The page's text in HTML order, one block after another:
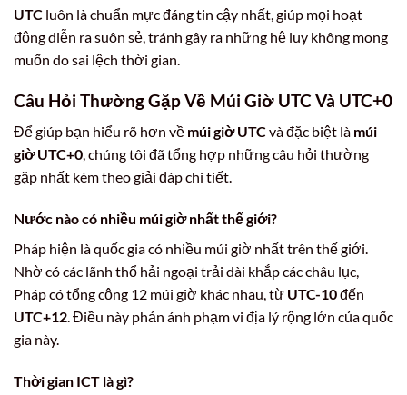
UTC luôn là chuẩn mực đáng tin cậy nhất, giúp mọi hoạt
động diễn ra suôn sẻ, tránh gây ra những hệ lụy không mong
muốn do sai lệch thời gian.
Câu Hỏi Thường Gặp Về Múi Giờ UTC Và UTC+0
Để giúp bạn hiểu rõ hơn về múi giờ UTCvà đặc biệt là múi
giờ UTC+0, chúng tôi đã tổng hợp những câu hỏi thường
gặp nhất kèm theo giải đáp chi tiết.
Nước nào có nhiều múi giờ nhất thế giới?
Pháp hiện là quốc gia có nhiều múi giờ nhất trên thế giới.
Nhờ có các lãnh thổ hải ngoại trải dài khắp các châu lục,
Pháp có tổng cộng 12 múi giờ khác nhau, từ UTC-10đến
UTC+12. Điều này phản ánh phạm vi địa lý rộng lớn của quốc
gia này.
Thời gian ICT là gì?